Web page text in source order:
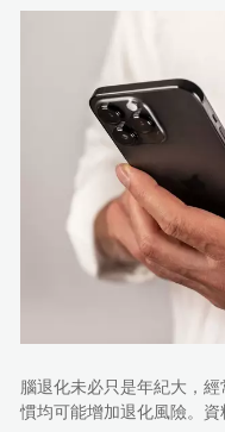
腦退化未必只是年紀大，
慣均可能增加退化風險。資